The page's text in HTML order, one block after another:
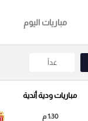
مباريات اليوم
غداً
مباريات ودية أندية
1:30 م